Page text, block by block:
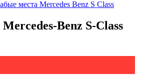
Benz S-Class